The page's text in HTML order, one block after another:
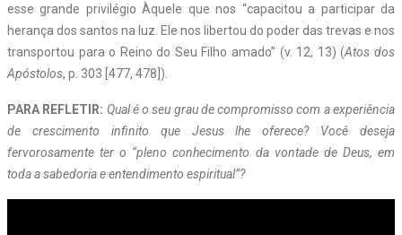
esse grande privilégio Àquele que nos “capacitou a participar da
herança dos santos na luz. Ele nos libertou do poder das trevas e nos
transportou para o Reino do Seu Filho amado” (v. 12, 13) (Atos dos
Apóstolos, p. 303 [477, 478]).
PARA REFLETIR: Qual é o seu grau de compromisso com a experiência
de crescimento infinito que Jesus lhe oferece? Você deseja
fervorosamente ter o “pleno conhecimento da vontade de Deus, em
toda a sabedoria e entendimento espiritual”?